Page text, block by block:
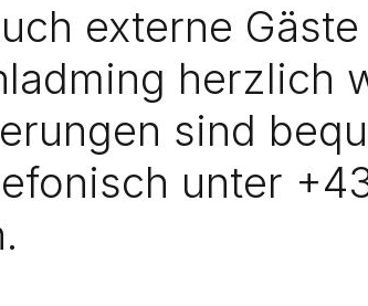
externe
herzlich
sind
unter